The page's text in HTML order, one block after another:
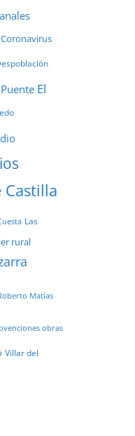
El
Castilla
Las
rural
Matías
obras
Villar del